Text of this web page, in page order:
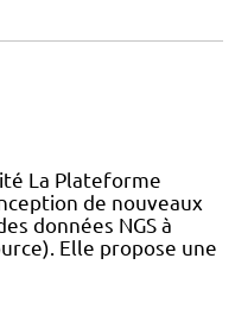
La Plateforme
de nouveaux
données NGS à
Elle propose une